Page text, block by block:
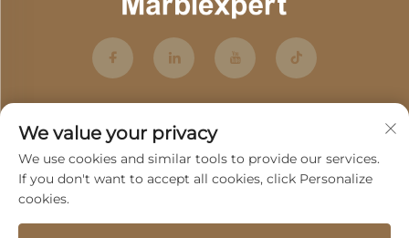
We value your privacy
We use cookies and similar tools to provide our services.
If you don't want to accept all cookies, click Personalize
cookies.